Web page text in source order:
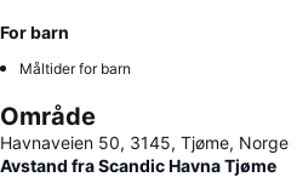
For barn
Måltider for barn
Område
Havnaveien 50, 3145, Tjøme, Norge
Avstand fra Scandic Havna Tjøme